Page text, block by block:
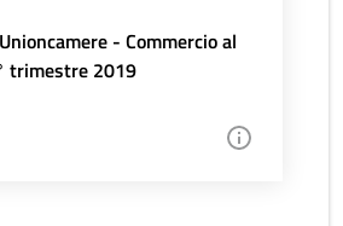
- Commercio al
trimestre 2019